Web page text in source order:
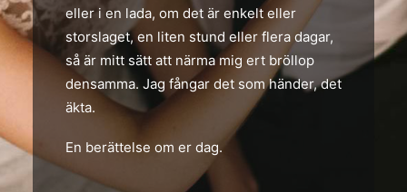
eller i en lada, om det är enkelt eller
storslaget, en liten stund eller flera dagar,
så är mitt sätt att närma mig ert bröllop
densamma. Jag fångar det som händer, det
äkta.
En berättelse om er dag.